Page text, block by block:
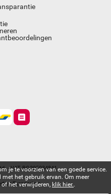
je te voorzien van een goede service.
het gebruik ervan. Om meer
het verwijderen, klik hier..
- VAT BG205034841
byEurocoders